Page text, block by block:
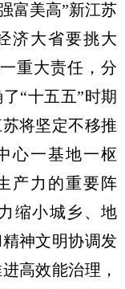
富美高”新江苏
济大省要挑大
重大责任，分
“十五五”时期
将坚定不移推
心一基地一枢
产力的重要阵
缩小城乡、地
神文明协调发
高效能治理，